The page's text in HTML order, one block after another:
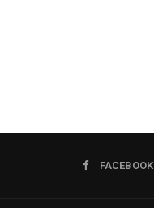
FACEBOOK